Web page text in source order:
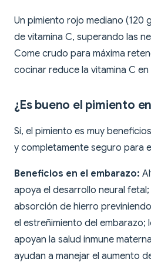
Un pimiento rojo mediano (120
de vitamina C, superando las
Come crudo para máxima
cocinar reduce la vitamina C en
¿Es bueno el pimiento
Sí, el pimiento es muy
y completamente seguro para
Beneficios en el embarazo:
apoya el desarrollo neural
absorción de hierro
el estreñimiento del embarazo;
apoyan la salud inmune
ayudan a manejar el aumento